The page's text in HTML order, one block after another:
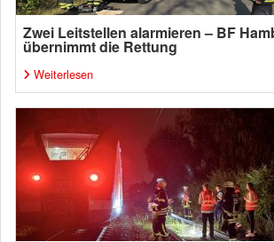
Zwei Leitstellen alarmieren – BF
übernimmt die Rettung
Weiterlesen